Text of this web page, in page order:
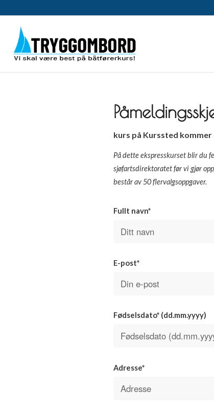
kurs på Kurssted kommer
På dette ekspresskurset blir du
sjøfartsdirektoratet før vi gjør
består av 50 flervalgsoppgaver.
Fullt navn*
E-post*
Fødselsdato* (dd.mm.yyyy)
Adresse*